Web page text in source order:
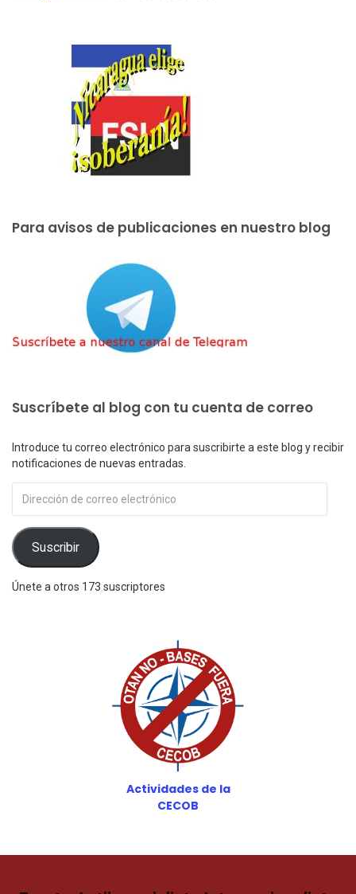
Para avisos de publicaciones en nuestro blog
Suscríbete al blog con tu cuenta de correo
Introduce tu correo electrónico para suscribirte a este blog y recibir
notificaciones de nuevas entradas.
de
electrónico
Suscribir
Únete a otros 173 suscriptores
Actividades de la
CECOB